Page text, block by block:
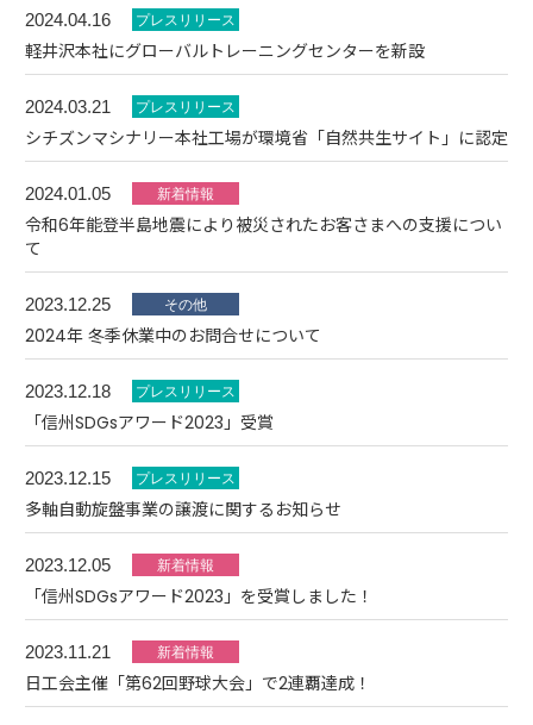
2024.04.16
軽井沢本社にグローバルトレーニングセンターを新設
2024.03.21
シチズンマシナリー本社工場が環境省「自然共生サイト」に認定
2024.01.05
令和6年能登半島地震により被災されたお客さまへの支援につい
て
2023.12.25
2024年 冬季休業中のお問合せについて
2023.12.18
「信州SDGsアワード2023」受賞
2023.12.15
多軸自動旋盤事業の譲渡に関するお知らせ
2023.12.05
「信州SDGsアワード2023」を受賞しました！
2023.11.21
日工会主催「第62回野球大会」で2連覇達成！